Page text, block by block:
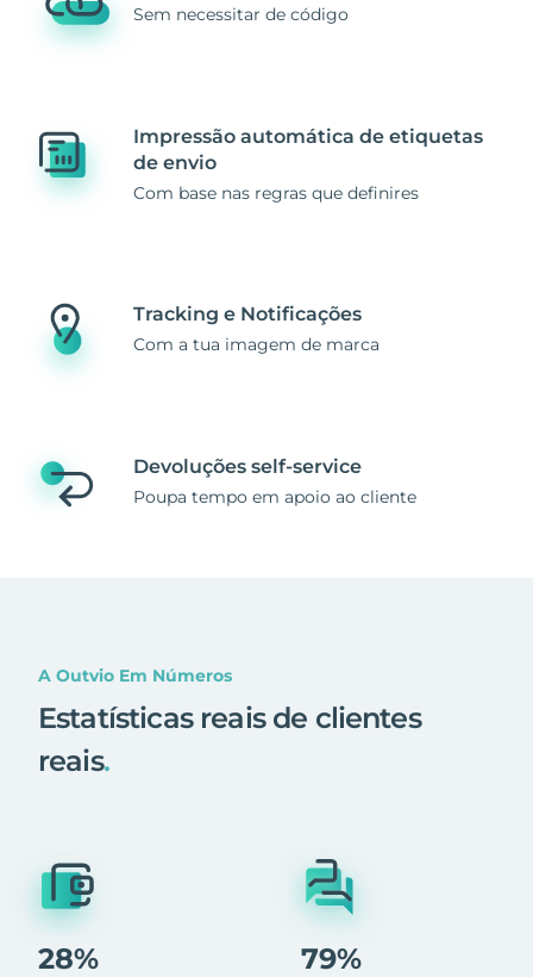
Sem necessitar de código
Impressão automática de etiquetas
de envio
Com base nas regras que definires
Tracking e Notificações
Com a tua imagem de marca
Devoluções self-service
Poupa tempo em apoio ao cliente
A Outvio Em Números
Estatísticas reais de clientes
reais.
28% 79%